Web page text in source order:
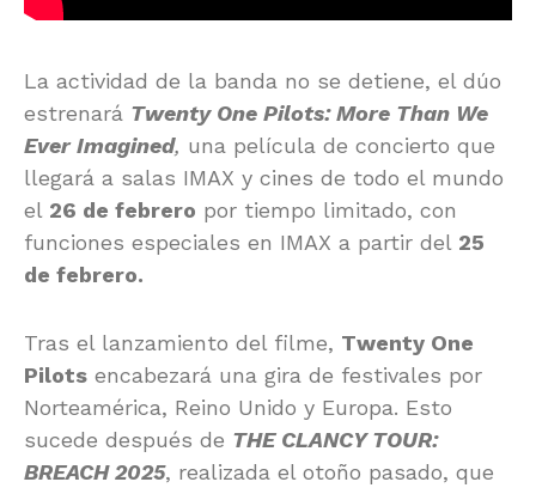
La actividad de la banda no se detiene, el dúo
estrenará Twenty One Pilots: More Than We
Ever Imagined, una película de concierto que
llegará a salas IMAX y cines de todo el mundo
el 26 de febrero por tiempo limitado, con
funciones especiales en IMAX a partir del 25
de febrero.
Tras el lanzamiento del filme, Twenty One
Pilots encabezará una gira de festivales por
Norteamérica, Reino Unido y Europa. Esto
sucede después de THE CLANCY TOUR:
BREACH 2025, realizada el otoño pasado, que